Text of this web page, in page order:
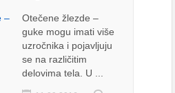
Otečene žlezde –
guke mogu imati više
uzročnika i pojavljuju
se na različitim
delovima tela. U ...